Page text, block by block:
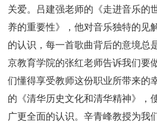
关爱。吕建强老师的《走进音乐
养的重要性》，他对音乐独特的见
的认识，每一首歌曲背后的意境总
京教育学院的张红老师告诉我们要
们懂得享受教师这份职业所带来的
的《清华历史文化和清华精神》，
广更全面的认识。辛青峰教授为我